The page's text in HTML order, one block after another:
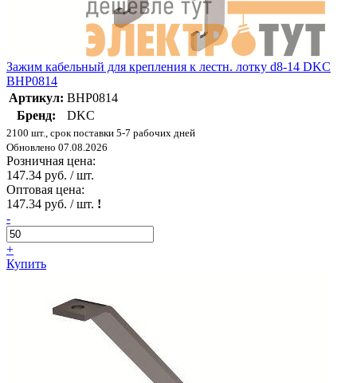
Зажим кабельный для крепления к лестн. лотку d8-14 DKC
BHP0814
Артикул: BHP0814
Бренд:
DKC
2100 шт., срок поставки 5-7 рабочих дней
Обновлено 07.08.2026
Розничная цена:
147.34 руб. / шт.
Оптовая цена:
147.34 руб. / шт. !
-
+
Купить